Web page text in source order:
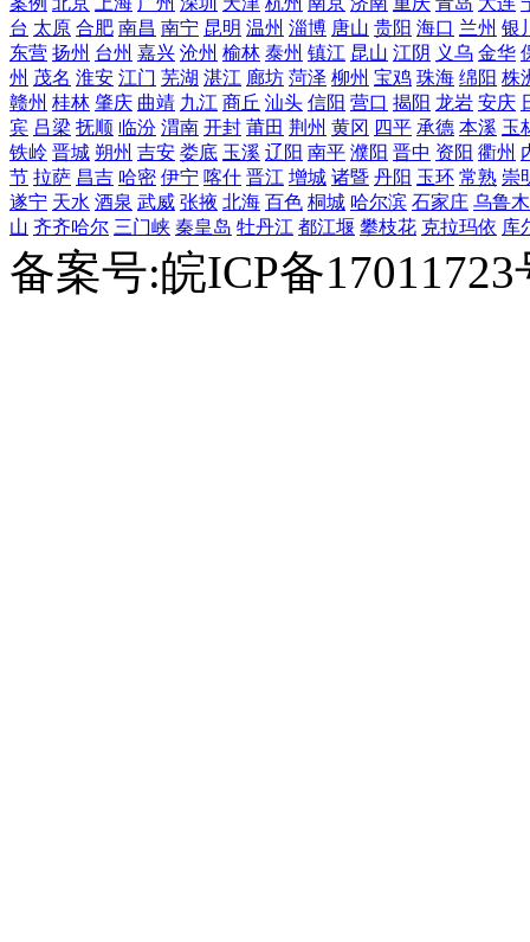
台 太原 合肥 南昌 南宁 昆明 温州 淄博 唐山 贵阳 海口 兰州 银
东营 扬州 台州 嘉兴 沧州 榆林 泰州 镇江 昆山 江阴 义乌 金华
州 茂名 淮安 江门 芜湖 湛江 廊坊 菏泽 柳州 宝鸡 珠海 绵阳 株
赣州 桂林 肇庆 曲靖 九江 商丘 汕头 信阳 营口 揭阳 龙岩 安庆
宾 吕梁 抚顺 临汾 渭南 开封 莆田 荆州 黄冈 四平 承德 本溪 玉
铁岭 晋城 朔州 吉安 娄底 玉溪 辽阳 南平 濮阳 晋中 资阳 衢州
节 拉萨 昌吉 哈密 伊宁 喀什 晋江 增城 诸暨 丹阳 玉环 常熟 崇
遂宁 天水 酒泉 武威 张掖 北海 百色 桐城 哈尔滨 石家庄 乌鲁
山 齐齐哈尔 三门峡 秦皇岛 牡丹江 都江堰 攀枝花 克拉玛依 库
备案号:皖ICP备